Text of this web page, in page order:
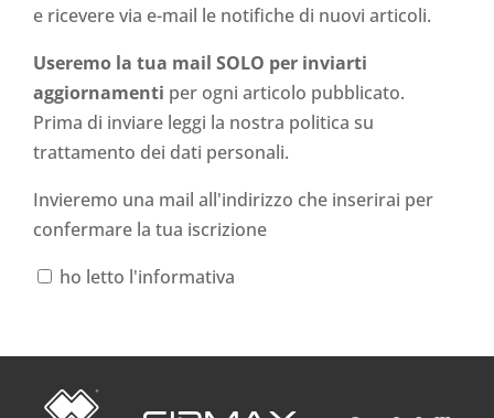
e ricevere via e-mail le notifiche di nuovi articoli.
Useremo la tua mail SOLO per inviarti
aggiornamenti per ogni articolo pubblicato.
Prima di inviare leggi la nostra politica su
trattamento dei dati personali.
Invieremo una mail all'indirizzo che inserirai per
confermare la tua iscrizione
ho letto l'informativa